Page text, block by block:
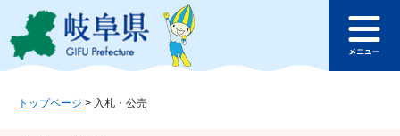
ジ
ュ
このページの本文へ
ュ
トップページ > 入札・公売